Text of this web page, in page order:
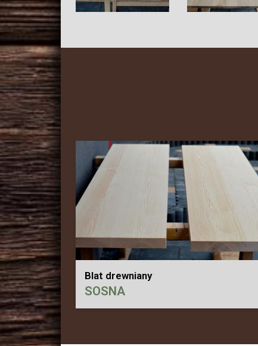
Blat drewniany
SOSNA